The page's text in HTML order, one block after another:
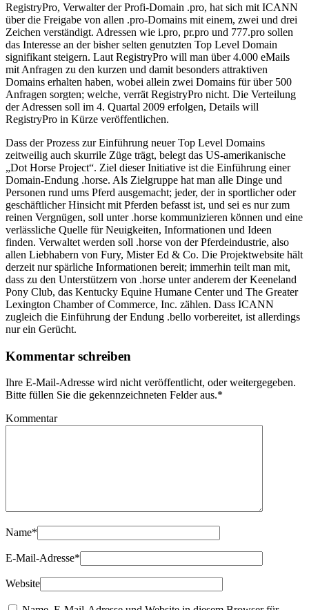
RegistryPro, Verwalter der Profi-Domain .pro, hat sich mit ICANN
über die Freigabe von allen .pro-Domains mit einem, zwei und drei
Zeichen verständigt. Adressen wie i.pro, pr.pro und 777.pro sollen
das Interesse an der bisher selten genutzten Top Level Domain
signifikant steigern. Laut RegistryPro will man über 4.000 eMails
mit Anfragen zu den kurzen und damit besonders attraktiven
Domains erhalten haben, wobei allein zwei Domains für über 500
Anfragen sorgten; welche, verrät RegistryPro nicht. Die Verteilung
der Adressen soll im 4. Quartal 2009 erfolgen, Details will
RegistryPro in Kürze veröffentlichen.
Dass der Prozess zur Einführung neuer Top Level Domains
zeitweilig auch skurrile Züge trägt, belegt das US-amerikanische
„Dot Horse Project“. Ziel dieser Initiative ist die Einführung einer
Domain-Endung .horse. Als Zielgruppe hat man alle Dinge und
Personen rund ums Pferd ausgemacht; jeder, der in sportlicher oder
geschäftlicher Hinsicht mit Pferden befasst ist, und sei es nur zum
reinen Vergnügen, soll unter .horse kommunizieren können und eine
verlässliche Quelle für Neuigkeiten, Informationen und Ideen
finden. Verwaltet werden soll .horse von der Pferdeindustrie, also
allen Liebhabern von Fury, Mister Ed & Co. Die Projektwebsite hält
derzeit nur spärliche Informationen bereit; immerhin teilt man mit,
dass zu den Unterstützern von .horse unter anderem der Keeneland
Pony Club, das Kentucky Equine Humane Center und The Greater
Lexington Chamber of Commerce, Inc. zählen. Dass ICANN
zugleich die Einführung der Endung .bello vorbereitet, ist allerdings
nur ein Gerücht.
Kommentar schreiben
Ihre E-Mail-Adresse wird nicht veröffentlicht, oder weitergegeben.
Bitte füllen Sie die gekennzeichneten Felder aus.*
Kommentar
Name*
E-Mail-Adresse*
Website